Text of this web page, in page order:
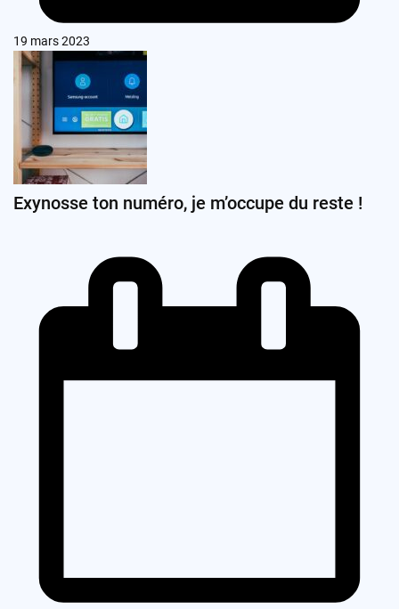
19 mars 2023
Exynosse ton numéro, je m’occupe du reste !